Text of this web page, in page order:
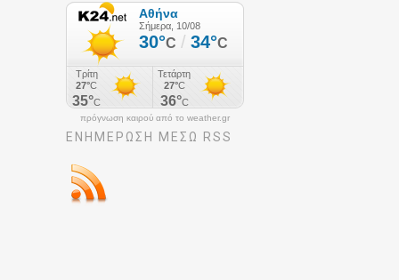
πρόγνωση καιρού από το weather.gr
ΕΝΗΜΈΡΩΣΉ ΜΕΣΩ RSS